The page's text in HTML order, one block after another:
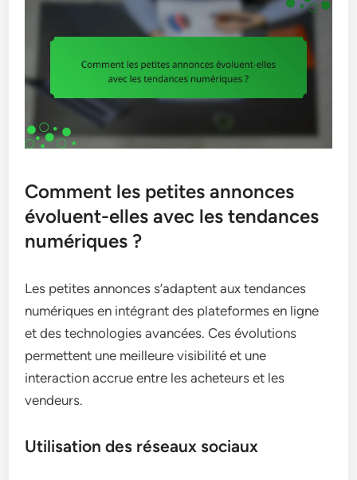
Comment les petites annonces
évoluent-elles avec les tendances
numériques ?
Les petites annonces s’adaptent aux tendances
numériques en intégrant des plateformes en ligne
et des technologies avancées. Ces évolutions
permettent une meilleure visibilité et une
interaction accrue entre les acheteurs et les
vendeurs.
Utilisation des réseaux sociaux